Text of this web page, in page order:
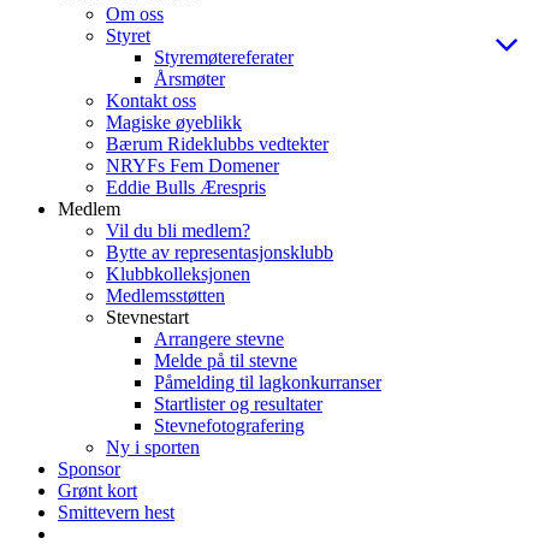
Om oss
Styret
Styremøtereferater
Årsmøter
Kontakt oss
Magiske øyeblikk
Bærum Rideklubbs vedtekter
NRYFs Fem Domener
Eddie Bulls Ærespris
Medlem
Vil du bli medlem?
Bytte av representasjonsklubb
Klubbkolleksjonen
Medlemsstøtten
Stevnestart
Arrangere stevne
Melde på til stevne
Påmelding til lagkonkurranser
Startlister og resultater
Stevnefotografering
Ny i sporten
Sponsor
Grønt kort
Smittevern hest